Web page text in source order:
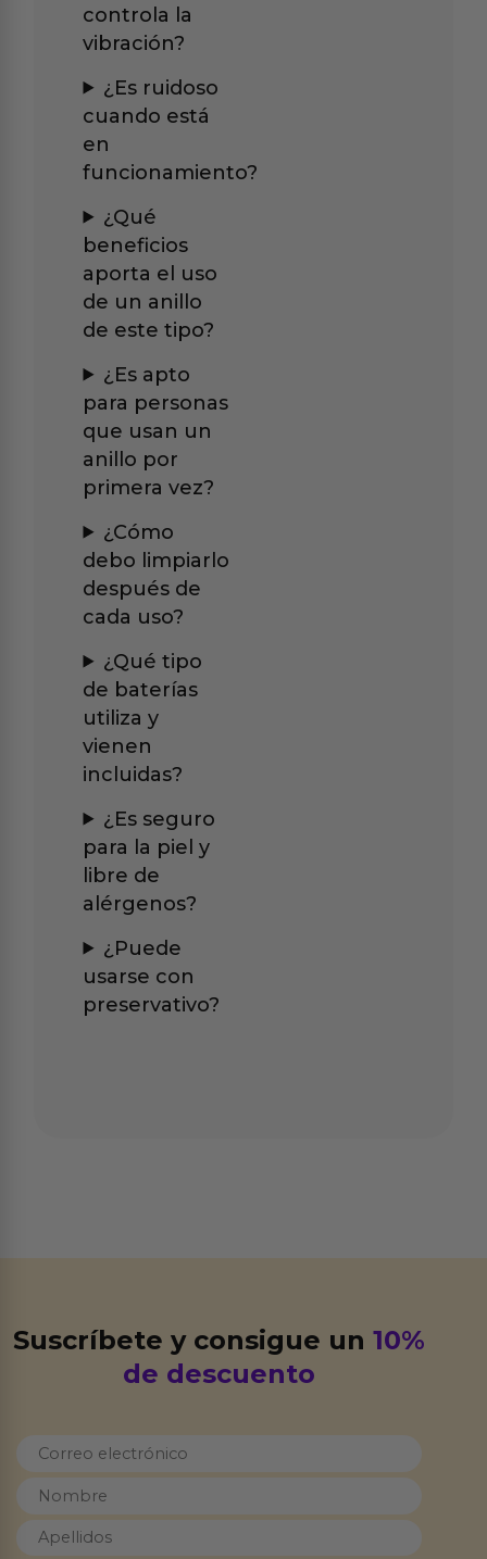
controla la
vibración?
¿Es ruidoso
cuando está
en
funcionamiento?
¿Qué
beneficios
aporta el uso
de un anillo
de este tipo?
¿Es apto
para personas
que usan un
anillo por
primera vez?
¿Cómo
debo limpiarlo
después de
cada uso?
¿Qué tipo
de baterías
utiliza y
vienen
incluidas?
¿Es seguro
para la piel y
libre de
alérgenos?
¿Puede
usarse con
preservativo?
Suscríbete y consigue un10%
de descuento